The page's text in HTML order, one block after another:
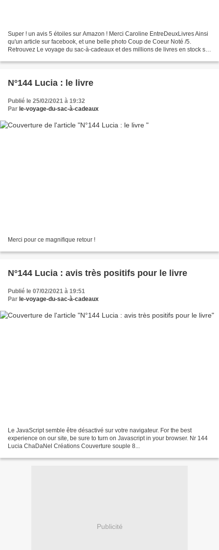
Super ! un avis 5 étoiles sur Amazon ! Merci Caroline EntreDeuxLivres Ainsi
qu'un article sur facebook, et une belle photo Coup de Coeur Noté /5.
Retrouvez Le voyage du sac-à-cadeaux et des millions de livres en stock sur
N°144 Lucia : le livre
Publié le 25/02/2021 à 19:32
Par le-voyage-du-sac-à-cadeaux
Merci pour ce magnifique retour !
N°144 Lucia : avis très positifs pour le livre
Publié le 07/02/2021 à 19:51
Par le-voyage-du-sac-à-cadeaux
Le JavaScript semble être désactivé sur votre navigateur. For the best
experience on our site, be sure to turn on Javascript in your browser. Nr 144
Lucia ChaDaNel Créations Couverture souple 8...
Publicité